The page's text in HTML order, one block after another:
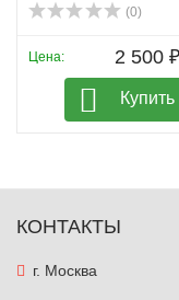
(0)
Цена: 2 500 ₽
Купить
КОНТАКТЫ
г. Москва